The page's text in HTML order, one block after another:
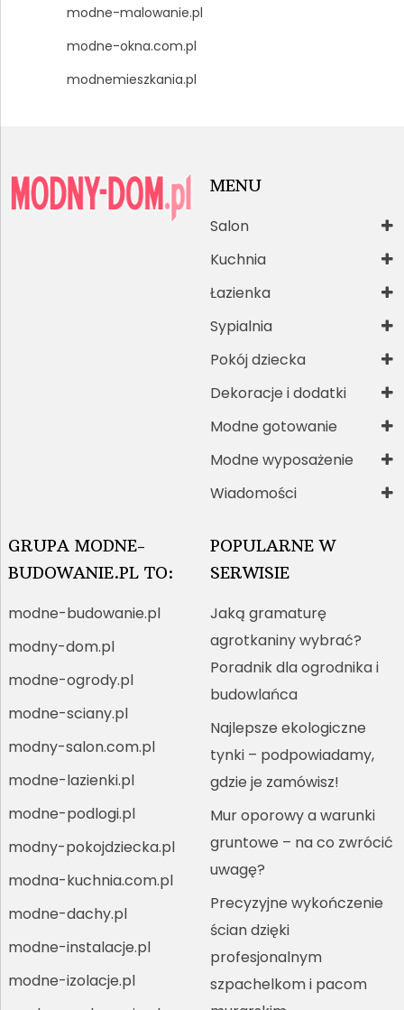
modne-malowanie.pl
modne-okna.com.pl
modnemieszkania.pl
MENU
Salon
Kuchnia
Łazienka
Sypialnia
Pokój dziecka
Dekoracje i dodatki
Modne gotowanie
Modne wyposażenie
Wiadomości
GRUPA MODNE-
BUDOWANIE.PL TO:
modne-budowanie.pl
modny-dom.pl
modne-ogrody.pl
modne-sciany.pl
modny-salon.com.pl
modne-lazienki.pl
modne-podlogi.pl
modny-pokojdziecka.pl
modna-kuchnia.com.pl
modne-dachy.pl
modne-instalacje.pl
modne-izolacje.pl
POPULARNE W
SERWISIE
Jaką gramaturę
agrotkaniny wybrać?
Poradnik dla ogrodnika i
budowlańca
Najlepsze ekologiczne
tynki – podpowiadamy,
gdzie je zamówisz!
Mur oporowy a warunki
gruntowe – na co zwrócić
uwagę?
Precyzyjne wykończenie
ścian dzięki
profesjonalnym
szpachelkom i pacom